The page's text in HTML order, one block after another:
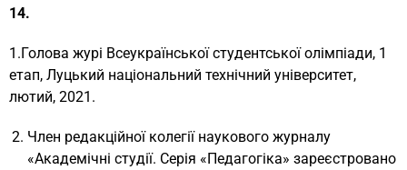
14.
1.Голова журі Всеукраїнської студентської олімпіади, 1
етап, Луцький національний технічний університет,
лютий, 2021.
Член редакційної колегії наукового журналу
«Академічні студії. Серія «Педагогіка» зареєстровано